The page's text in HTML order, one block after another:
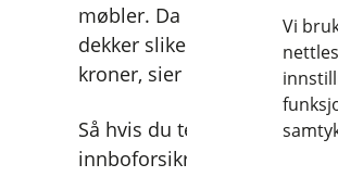
møbler. Da kommer en
dekker slike skader skjedd
kroner, sier Hege Alfei
Så hvis du tenker på å
innboforsikringen din først?
Vi